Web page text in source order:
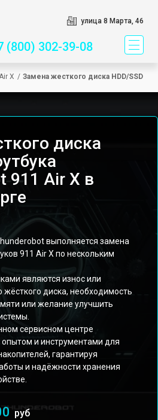
улица 8 Марта, 46
(800) 302-39-08
X / Замена жесткого диска HDD/SSD
диска
911 Air X в
выполняется замена
911 Air X по нескольким
являются износ или
диска, необходимость
или желание улучшить
сервисном центре
и инструментами для
гарантируя
и надёжности хранения
руб